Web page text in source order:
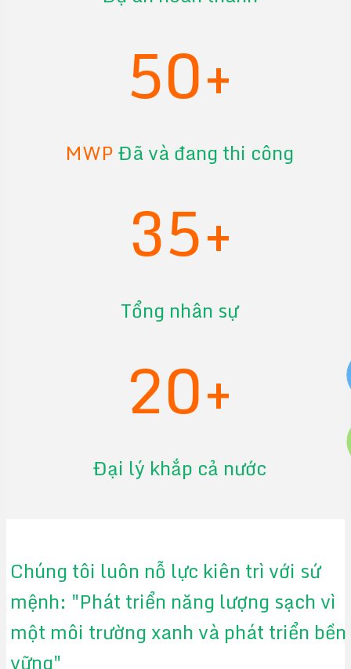
50+
MWPĐã và đang thi công
35+
Tổng nhân sự
20+
Đại lý khắp cả nước
Chúng tôi luôn nỗ lực kiên trì với sứ
mệnh: "Phát triển năng lượng sạch vì
một môi trường xanh và phát triển bền
vững"